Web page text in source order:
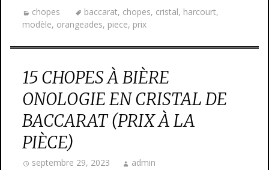
chopes baccarat, chopes, cristal, harcourt,
modèle, orangeades, piece, prix
15 CHOPES À BIÈRE
ONOLOGIE EN CRISTAL DE
BACCARAT (PRIX À LA
PIÈCE)
septembre 29, 2023 admin